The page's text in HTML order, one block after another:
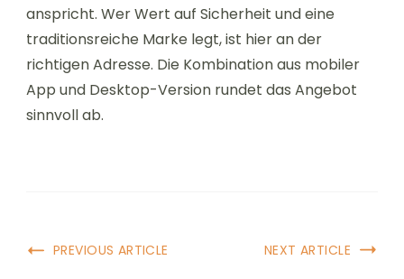
anspricht. Wer Wert auf Sicherheit und eine
traditionsreiche Marke legt, ist hier an der
richtigen Adresse. Die Kombination aus mobiler
App und Desktop-Version rundet das Angebot
sinnvoll ab.
PostPREVIOUS ARTICLE NEXT ARTICLE